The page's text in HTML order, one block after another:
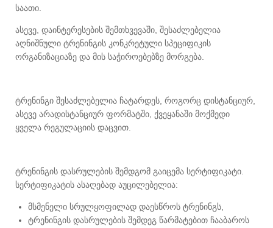
საათი.
ასევე, დაინტერესების შემთხვევაში, შესაძლებელია
აღნიშნული ტრენინგის კონკრეტული სპეციფიკის
ორგანიზაციაზე და მის საჭიროებებზე მორგება.
ტრენინგი შესაძლებელია ჩატარდეს, როგორც დისტანციურ,
ასევე არადისტანციურ ფორმატში, ქვეყანაში მოქმედი
ყველა რეგულაციის დაცვით.
ტრენინგის დასრულების შემდგომ გაიცემა სერტიფიკატი.
სერტიფიკატის ასაღებად აუცილებელია:
მსმენელი სრულყოფილად დაესწროს ტრენინგს,
ტრენინგის დასრულების შემდეგ წარმატებით ჩააბაროს